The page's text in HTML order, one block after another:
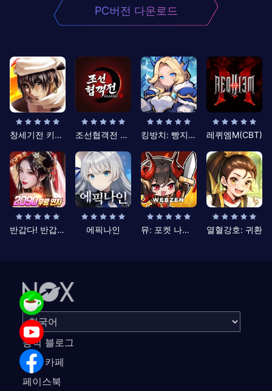
PC버전 다운로드
창세기전 키우기 조선협객전 클래식 킹방치: 빵지의 제왕 레퀴엠M(CBT)
반갑다! 반갑삼국지 에픽나인 뮤: 포켓 나이츠 열혈강호: 귀환
공식 블로그
공식 카페
페이스북